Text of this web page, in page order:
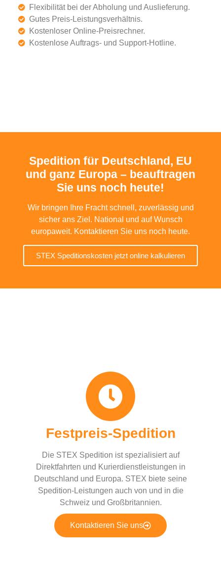
Flexibilität bei der Abholung und Auslieferung.
Gutes Preis-Leistungsverhältnis.
Kostenloser Online-Preisrechner.
Kostenlose Auftrags- und Support-Hotline.
Spedition für Deutschland, EU
und ganz Europa – beauftragen
Sie uns noch heute!
Wir bringen Ihre Fracht schnell, zuverlässig und
sicher ans Ziel. National und auf Wunsch
europaweit. Kontaktieren Sie uns noch heute.
STEX Speditionskosten jetzt online kalkulieren
Festpreis-Spedition
Die STEX Spedition ist spezialisiert auf
Direktfahrten und Kurierdienstleistungen in
Deutschland und Europa. STEX biete seine
Spedition-Leistungen auch von und in die
Schweiz und Großbritannien.
Kontaktieren Sie uns